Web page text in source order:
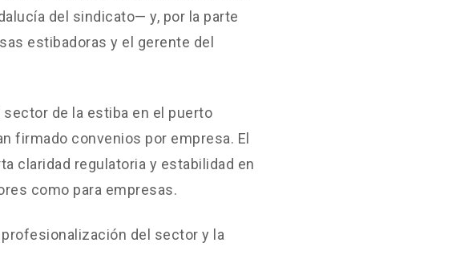
del sindicato— y, por la parte
estibadoras y el gerente del
de la estiba en el puerto
firmado convenios por empresa. El
claridad regulatoria y estabilidad en
como para empresas.
del sector y la